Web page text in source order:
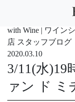
with Wine | ワイン
店 スタッフブログ
2020.03.10
3/11(水)19
ァン ド ミ